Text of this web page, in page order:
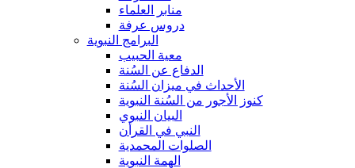
منابر العلماء
دروس عرفة
البرامج النبوية
معية الحبيب
الدفاع عن السُنة
الأحداث في ميزان السُنة
كنوز الأجور من السُنة النبوية
البيان النبوي
النبي في القرأن
الصلوات المحمدية
الهمة النبوية